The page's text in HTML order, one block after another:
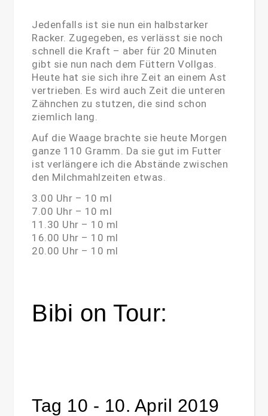
Jedenfalls ist sie nun ein halbstarker
Racker. Zugegeben, es verlässt sie noch
schnell die Kraft – aber für 20 Minuten
gibt sie nun nach dem Füttern Vollgas.
Heute hat sie sich ihre Zeit an einem Ast
vertrieben. Es wird auch Zeit die unteren
Zähnchen zu stutzen, die sind schon
ziemlich lang.
Auf die Waage brachte sie heute Morgen
ganze 110 Gramm. Da sie gut im Futter
ist verlängere ich die Abstände zwischen
den Milchmahlzeiten etwas.
3.00 Uhr – 10 ml
7.00 Uhr – 10 ml
11.30 Uhr – 10 ml
16.00 Uhr – 10 ml
20.00 Uhr – 10 ml
Bibi on Tour:
Tag 10 - 10. April 2019